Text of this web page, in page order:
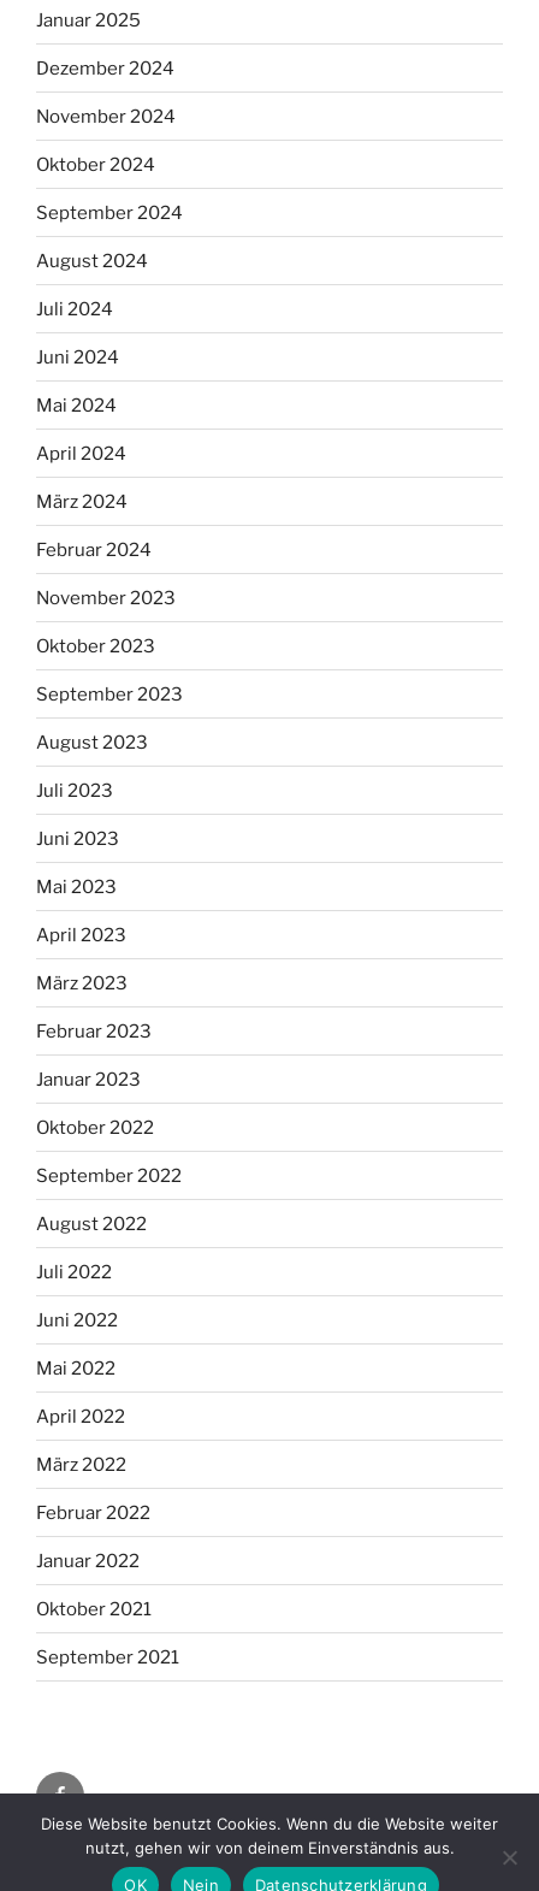
Januar 2025
Dezember 2024
November 2024
Oktober 2024
September 2024
August 2024
Juli 2024
Juni 2024
Mai 2024
April 2024
März 2024
Februar 2024
November 2023
Oktober 2023
September 2023
August 2023
Juli 2023
Juni 2023
Mai 2023
April 2023
März 2023
Februar 2023
Januar 2023
Oktober 2022
September 2022
August 2022
Juli 2022
Juni 2022
Mai 2022
April 2022
März 2022
Februar 2022
Januar 2022
Oktober 2021
September 2021
fb
Datenschutzerklärung
Diese Website benutzt Cookies. Wenn du die Website weiter
nutzt, gehen wir von deinem Einverständnis aus.
OK
Nein Datenschutzerklärung